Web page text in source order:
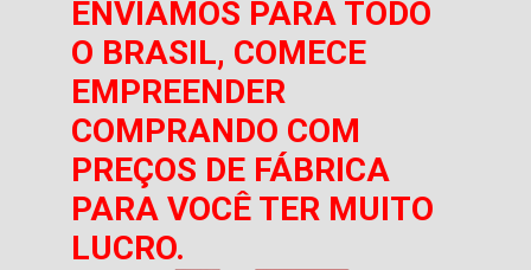
ENVIAMOS PARA TODO
O BRASIL, COMECE
EMPREENDER
COMPRANDO COM
PREÇOS DE FÁBRICA
PARA VOCÊ TER MUITO
LUCRO.